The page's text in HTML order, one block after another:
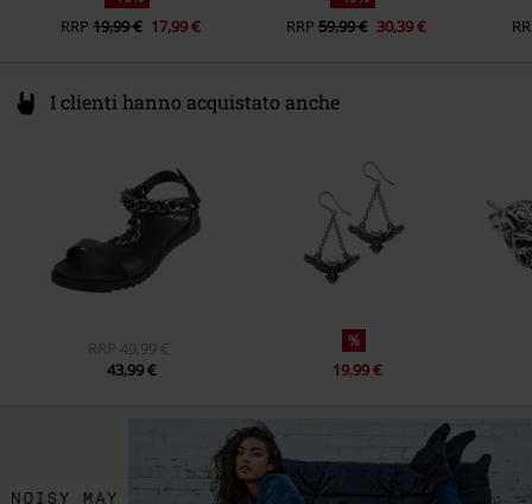
RRP 19,99 € 17,99 € RRP 59,99 € 30,39 €
I clienti hanno acquistato anche
RRP 49,99 €
43,99 €
%
19,99 €